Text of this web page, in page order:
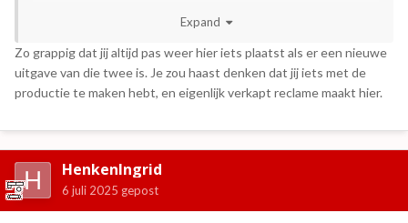
Ben benieuwd hoe het klinkt.Expand
Zo grappig dat jij altijd pas weer hier iets plaatst als er een nieuwe
uitgave van die twee is. Je zou haast denken dat jij iets met de
productie te maken hebt, en eigenlijk verkapt reclame maakt hier.
HenkenIngrid
6 juli 2025 gepost